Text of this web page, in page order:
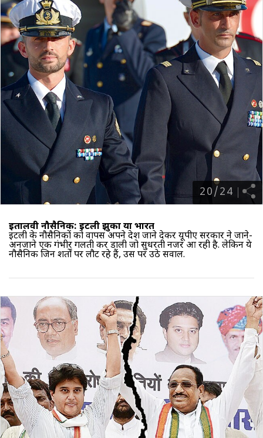
20/24
इतालवी नौसैनिक: इटली झुका या भारत
इटली के नौसैनिकों को वापस अपने देश जाने देकर यूपीए सरकार ने जाने-
अनजाने एक गंभीर गलती कर डाली जो सुधरती नजर आ रही है. लेकिन ये
नौसैनिक जिन शर्तों पर लौट रहे हैं, उस पर उठे सवाल.